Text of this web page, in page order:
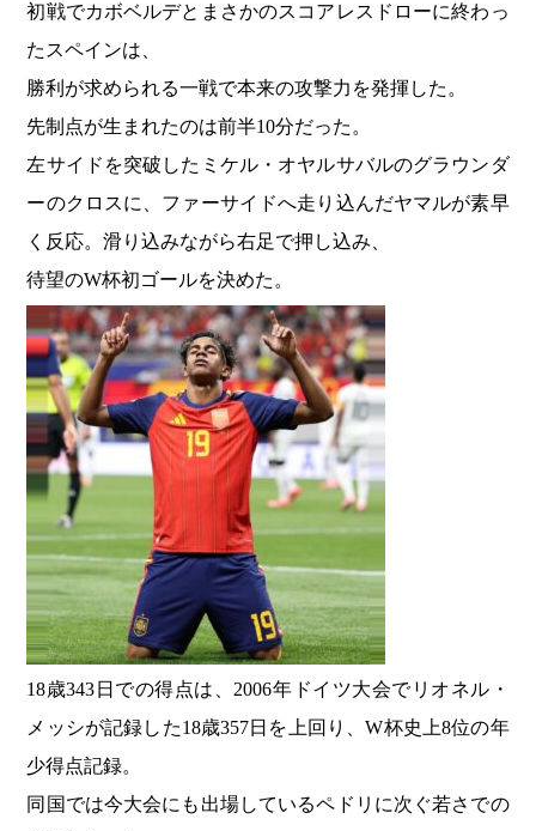
初戦でカボベルデとまさかのスコアレスドローに終わっ
たスペインは、
勝利が求められる一戦で本来の攻撃力を発揮した。
先制点が生まれたのは前半10分だった。
左サイドを突破したミケル・オヤルサバルのグラウンダ
ーのクロスに、ファーサイドへ走り込んだヤマルが素早
く反応。滑り込みながら右足で押し込み、
待望のW杯初ゴールを決めた。
18歳343日での得点は、2006年ドイツ大会でリオネル・
メッシが記録した18歳357日を上回り、W杯史上8位の年
少得点記録。
同国では今大会にも出場しているペドリに次ぐ若さでの